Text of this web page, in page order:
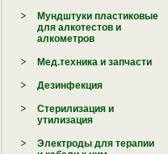
Мундштуки пластиковые
для алкотестов и
алкометров
Мед.техника и запчасти
Дезинфекция
Стерилизация и
утилизация
Электроды для терапии